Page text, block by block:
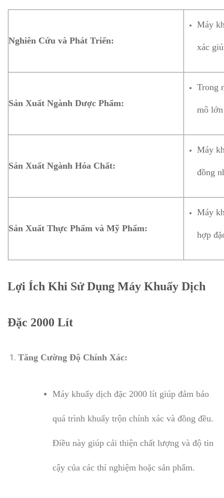
Nghiên Cứu và Phát Triển:
Máy
xác
Sản Xuất Ngành Dược Phẩm:
Trong
mô
Sản Xuất Ngành Hóa Chất:
Máy
đồng
Sản Xuất Thực Phẩm và Mỹ Phẩm:
Máy
hợp
Lợi Ích Khi Sử Dụng Máy Khuấy Dịch
Đặc 2000 Lít
Tăng Cường Độ Chính Xác:
Máy khuấy dịch đặc 2000 lít giúp đảm bảo
quá trình khuấy trộn chính xác và đồng đều.
Điều này giúp cải thiện chất lượng và độ tin
cậy của các thí nghiệm hoặc sản phẩm.